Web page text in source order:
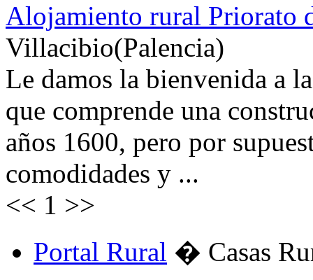
Alojamiento rural Priorato
Villacibio(Palencia)
Le damos la bienvenida a
que comprende una
años 1600, pero por
comodidades y ...
<< 1 >>
Portal Rural � Casas